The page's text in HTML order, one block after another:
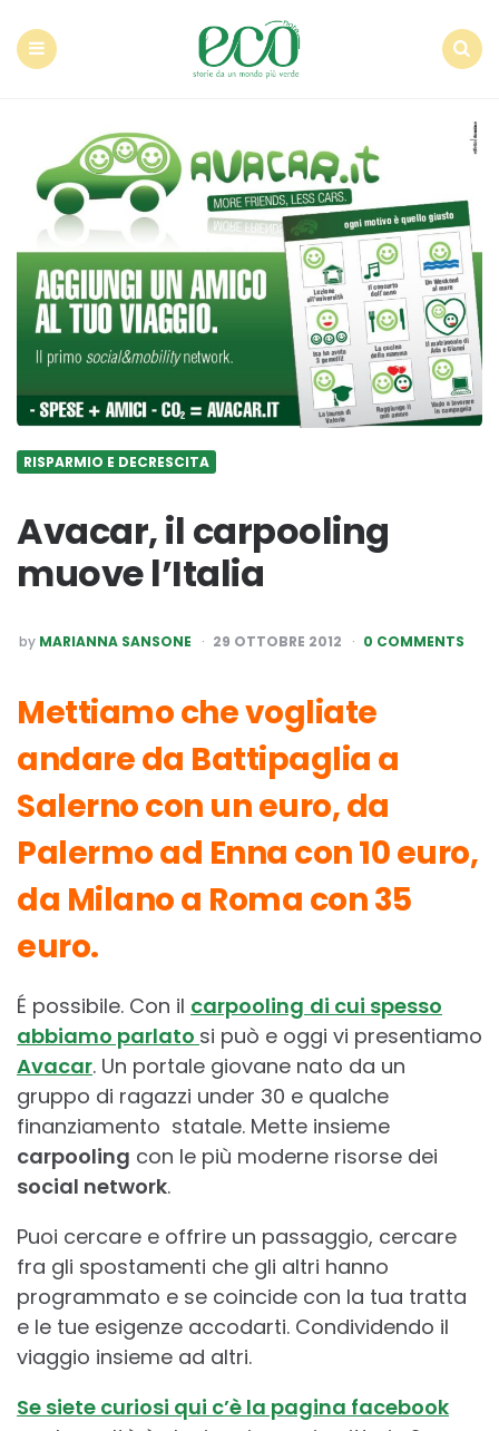
RISPARMIO E DECRESCITA
Avacar, il carpooling
muove l’Italia
POSTED
BY
by MARIANNA SANSONE 29 OTTOBRE 2012 0 COMMENTS
Mettiamo che vogliate
andare da Battipaglia a
Salerno con un euro, da
Palermo ad Enna con 10 euro,
da Milano a Roma con 35
euro.
É possibile. Con il carpooling di cui spesso
abbiamo parlato si può e oggi vi presentiamo
Avacar. Un portale giovane nato da un
gruppo di ragazzi under 30 e qualche
finanziamento statale. Mette insieme
carpooling con le più moderne risorse dei
social network.
Puoi cercare e offrire un passaggio, cercare
fra gli spostamenti che gli altri hanno
programmato e se coincide con la tua tratta
e le tue esigenze accodarti. Condividendo il
viaggio insieme ad altri.
Se siete curiosi qui c’è la pagina facebook